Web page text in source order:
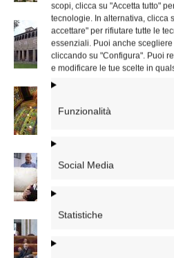
scopi, clicca su "Accetta tutto"
tecnologie. In alternativa, clicca
accettare" per rifiutare tutte le
essenziali. Puoi anche
cliccando su "Configura". Puoi
e modificare le tue scelte in
Funzionalità
Social Media
Statistiche
La Giornata
anziani: l’omelia
Azzardo: a
Caritas
A San Saba la